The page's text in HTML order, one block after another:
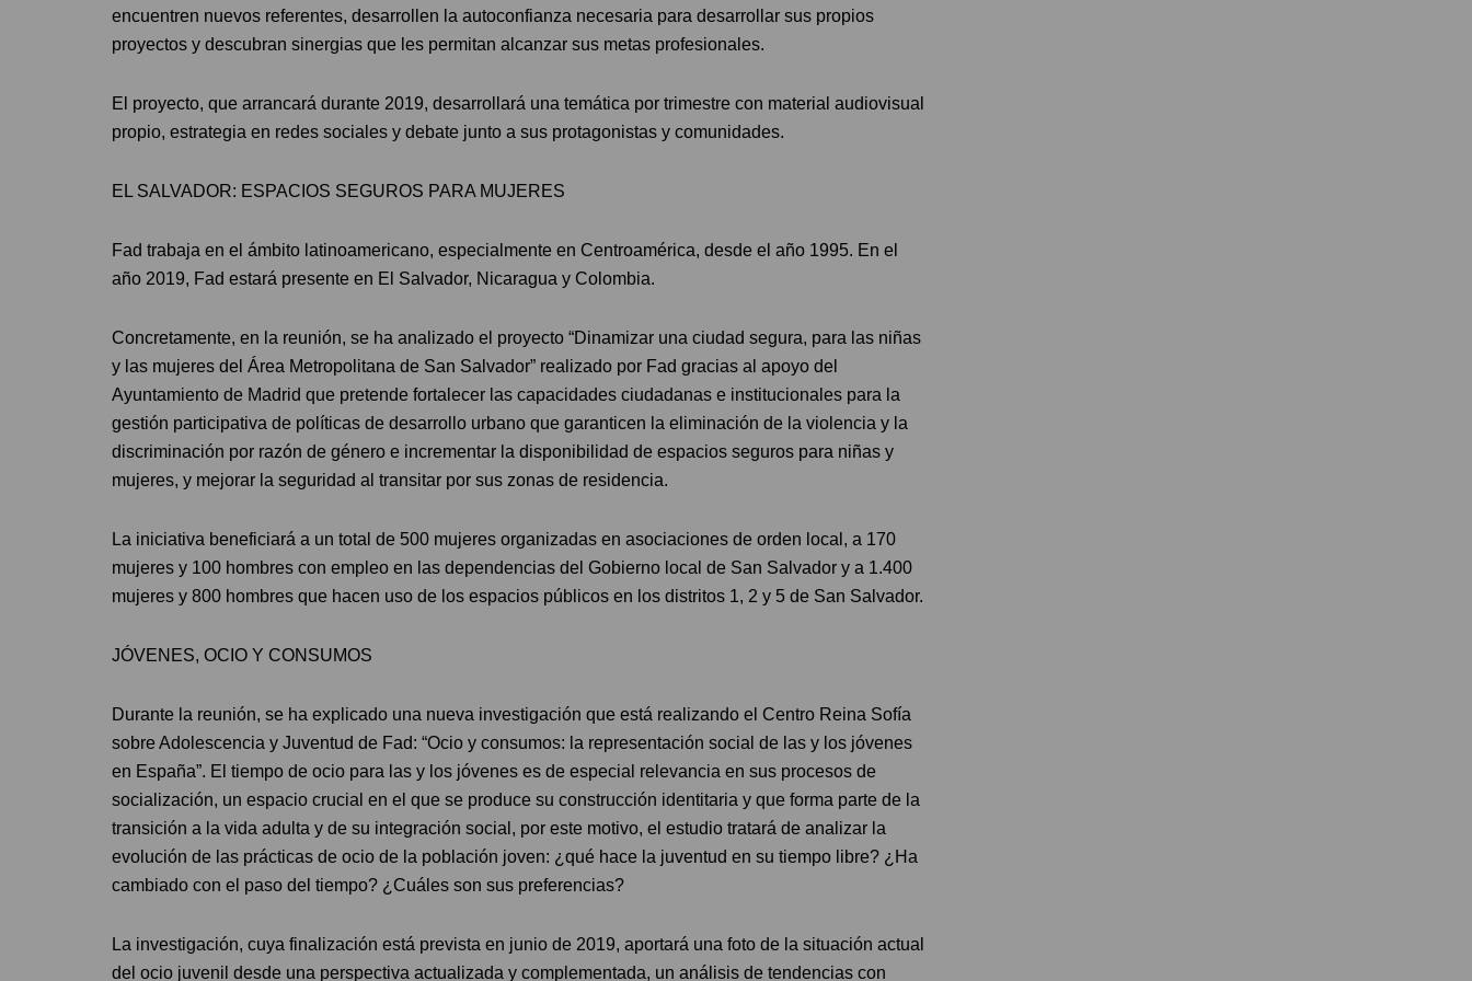
encuentren nuevos referentes, desarrollen la autoconfianza necesaria para desarrollar sus propios
proyectos y descubran sinergias que les permitan alcanzar sus metas profesionales.
El proyecto, que arrancará durante 2019, desarrollará una temática por trimestre con material audiovisual
propio, estrategia en redes sociales y debate junto a sus protagonistas y comunidades.
EL SALVADOR: ESPACIOS SEGUROS PARA MUJERES
Fad trabaja en el ámbito latinoamericano, especialmente en Centroamérica, desde el año 1995. En el
año 2019, Fad estará presente en El Salvador, Nicaragua y Colombia.
Concretamente, en la reunión, se ha analizado el proyecto “Dinamizar una ciudad segura, para las niñas
y las mujeres del Área Metropolitana de San Salvador” realizado por Fad gracias al apoyo del
Ayuntamiento de Madrid que pretende fortalecer las capacidades ciudadanas e institucionales para la
gestión participativa de políticas de desarrollo urbano que garanticen la eliminación de la violencia y la
discriminación por razón de género e incrementar la disponibilidad de espacios seguros para niñas y
mujeres, y mejorar la seguridad al transitar por sus zonas de residencia.
La iniciativa beneficiará a un total de 500 mujeres organizadas en asociaciones de orden local, a 170
mujeres y 100 hombres con empleo en las dependencias del Gobierno local de San Salvador y a 1.400
mujeres y 800 hombres que hacen uso de los espacios públicos en los distritos 1, 2 y 5 de San Salvador.
JÓVENES, OCIO Y CONSUMOS
Durante la reunión, se ha explicado una nueva investigación que está realizando el Centro Reina Sofía
sobre Adolescencia y Juventud de Fad: “Ocio y consumos: la representación social de las y los jóvenes
en España”. El tiempo de ocio para las y los jóvenes es de especial relevancia en sus procesos de
socialización, un espacio crucial en el que se produce su construcción identitaria y que forma parte de la
transición a la vida adulta y de su integración social, por este motivo, el estudio tratará de analizar la
evolución de las prácticas de ocio de la población joven: ¿qué hace la juventud en su tiempo libre? ¿Ha
cambiado con el paso del tiempo? ¿Cuáles son sus preferencias?
La investigación, cuya finalización está prevista en junio de 2019, aportará una foto de la situación actual
del ocio juvenil desde una perspectiva actualizada y complementada, un análisis de tendencias con